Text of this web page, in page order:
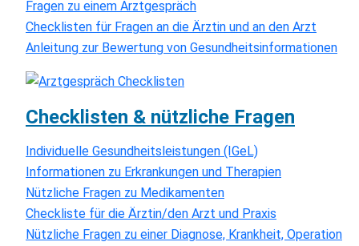
Fragen zu einem Arztgespräch
Checklisten für Fragen an die Ärztin und an den Arzt
Anleitung zur Bewertung von Gesundheitsinformationen
Checklisten & nützliche Fragen
Individuelle Gesundheitsleistungen (IGeL)
Informationen zu Erkrankungen und Therapien
Nützliche Fragen zu Medikamenten
Checkliste für die Ärztin/den Arzt und Praxis
Nützliche Fragen zu einer Diagnose, Krankheit, Operation